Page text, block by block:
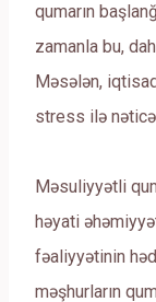
qumarın
zamanla bu,
Məsələn,
stress ilə
Məsuliyyətli
həyati
fəaliyyətinin
məşhurların